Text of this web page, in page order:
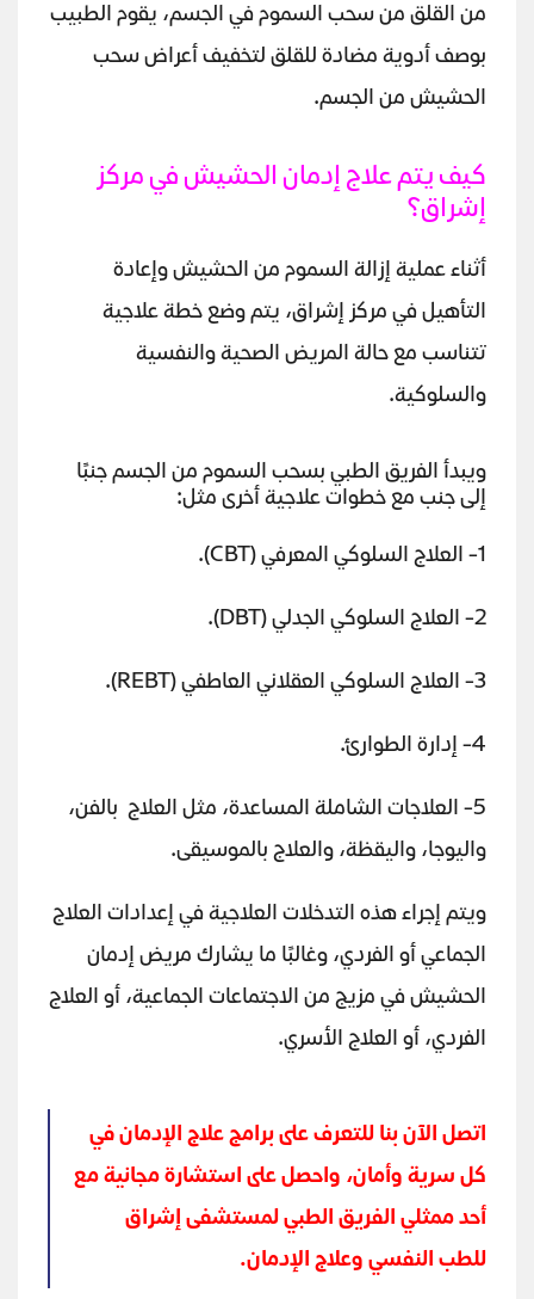
من القلق من سحب السموم في الجسم، يقوم الطبيب
بوصف أدوية مضادة للقلق لتخفيف أعراض سحب
الحشيش من الجسم.
كيف يتم علاج إدمان الحشيش في مركز
إشراق؟
أثناء عملية إزالة السموم من الحشيش وإعادة
التأهيل في مركز إشراق، يتم وضع خطة علاجية
تتناسب مع حالة المريض الصحية والنفسية
والسلوكية.
ويبدأ الفريق الطبي بسحب السموم من الجسم جنبًا
إلى جنب مع خطوات علاجية أخرى مثل:
1- العلاج السلوكي المعرفي (CBT).
2- العلاج السلوكي الجدلي (DBT).
3- العلاج السلوكي العقلاني العاطفي (REBT).
4- إدارة الطوارئ.
5- العلاجات الشاملة المساعدة، مثل العلاج بالفن،
واليوجا، واليقظة، والعلاج بالموسيقى.
ويتم إجراء هذه التدخلات العلاجية في إعدادات العلاج
الجماعي أو الفردي، وغالبًا ما يشارك مريض إدمان
الحشيش في مزيج من الاجتماعات الجماعية، أو العلاج
الفردي، أو العلاج الأسري.
اتصل الآن بنا للتعرف على برامج علاج الإدمان في
كل سرية وأمان، واحصل على استشارة مجانية مع
أحد ممثلي الفريق الطبي لمستشفى إشراق
للطب النفسي وعلاج الإدمان.